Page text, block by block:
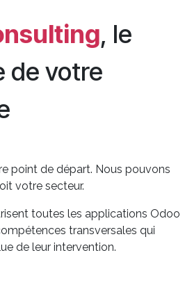
, le
de votre
point de départ. Nous pouvons
votre secteur.
toutes les applications Odoo
transversales qui
de leur intervention.